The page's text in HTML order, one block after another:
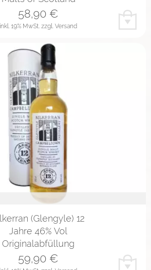
inkl. 19% MwSt. zzgl. Versand
58,90 €
(Glengyle) 12
Jahre 46% Vol
Originalabfüllung
59,90 €